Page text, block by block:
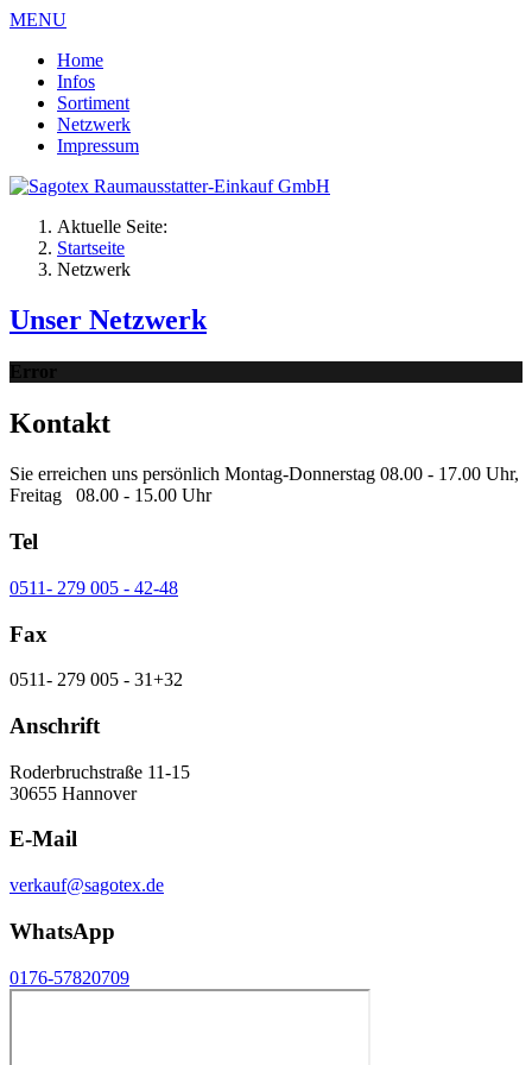
MENU
Home
Infos
Sortiment
Netzwerk
Impressum
Aktuelle Seite:
Startseite
Netzwerk
Unser Netzwerk
Error
Kontakt
Sie erreichen uns persönlich Montag-Donnerstag 08.00 - 17.00 Uhr,
Freitag 08.00 - 15.00 Uhr
Tel
0511- 279 005 - 42-48
Fax
0511- 279 005 - 31+32
Anschrift
Roderbruchstraße 11-15
30655 Hannover
E-Mail
verkauf@sagotex.de
WhatsApp
0176-57820709